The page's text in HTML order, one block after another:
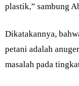
plastik,” sambung
Dikatakannya,
petani adalah
masalah pada